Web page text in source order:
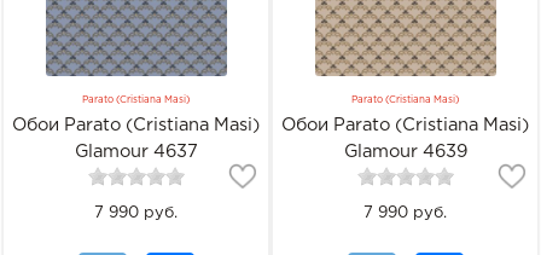
Parato (Cristiana Masi)
Обои Parato (Cristiana Masi)
Glamour 4637
7 990 руб.
Parato (Cristiana Masi)
Обои Parato (Cristiana Masi)
Glamour 4639
7 990 руб.